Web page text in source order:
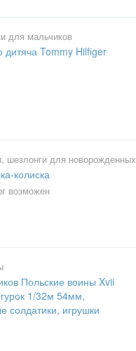
для мальчиков
дитяча Tommy Hilfiger
шезлонги для новорожденных
колиска
возможен
Польские воины Xvii
1/32м 54мм,
солдатики, игрушки